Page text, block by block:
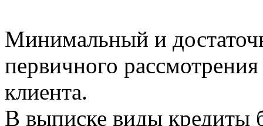
Минимальный и
первичного
клиента.
В выписке виды кредиты